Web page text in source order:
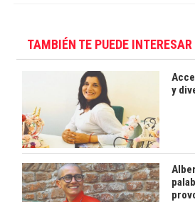
TAMBIÉN TE PUEDE INTERESAR
y